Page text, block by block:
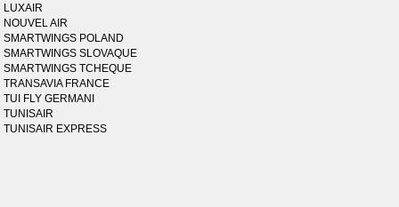
LUXAIR
NOUVEL AIR
SMARTWINGS POLAND
SMARTWINGS SLOVAQUE
SMARTWINGS TCHEQUE
TRANSAVIA FRANCE
TUI FLY GERMANI
TUNISAIR
TUNISAIR EXPRESS